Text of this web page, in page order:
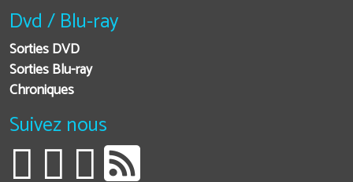
Dvd / Blu-ray
Sorties DVD
Sorties Blu-ray
Chroniques
Suivez nous